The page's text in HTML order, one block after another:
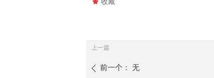
上一篇
ꄴ 前一个： 无
끄 收藏